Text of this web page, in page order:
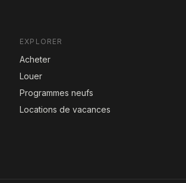
EXPLORER
Acheter
Louer
Programmes neufs
Locations de vacances